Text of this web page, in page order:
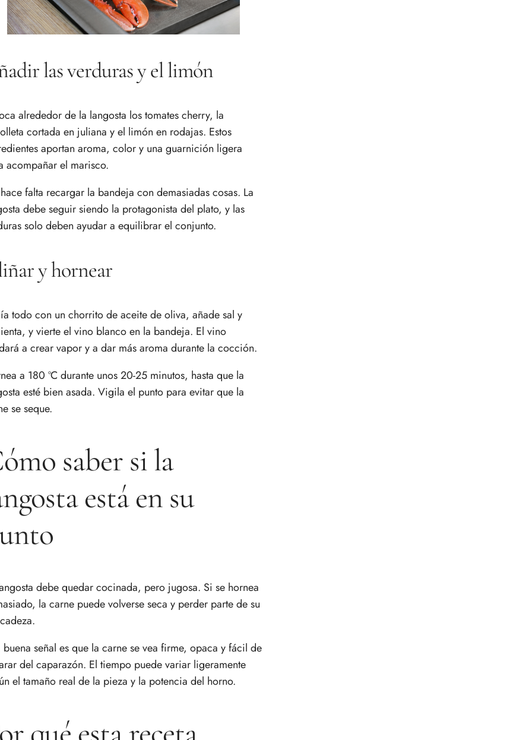
las verduras y el limón
alrededor de la langosta los tomates cherry, la
cortada en juliana y el limón en rodajas. Estos
aportan aroma, color y una guarnición ligera
acompañar el marisco.
falta recargar la bandeja con demasiadas cosas. La
debe seguir siendo la protagonista del plato, y las
solo deben ayudar a equilibrar el conjunto.
y hornear
todo con un chorrito de aceite de oliva, añade sal y
y vierte el vino blanco en la bandeja. El vino
a crear vapor y a dar más aroma durante la cocción.
a 180 ºC durante unos 20-25 minutos, hasta que la
esté bien asada. Vigila el punto para evitar que la
se seque.
saber si la
está en su
debe quedar cocinada, pero jugosa. Si se hornea
la carne puede volverse seca y perder parte de su
buena señal es que la carne se vea firme, opaca y fácil de
del caparazón. El tiempo puede variar ligeramente
el tamaño real de la pieza y la potencia del horno.